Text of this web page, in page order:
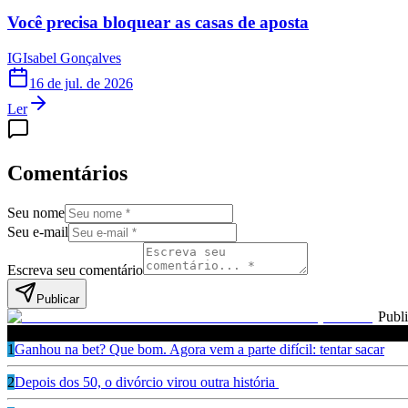
Você precisa bloquear as casas de aposta
IGIsabel Gonçalves
16 de jul. de 2026
Ler
Comentários
Seu nome
Seu e-mail
Escreva seu comentário
Publicar
1Ganhou na bet? Que bom. Agora vem a parte difícil: tentar sacar
2Depois dos 50, o divórcio virou outra história